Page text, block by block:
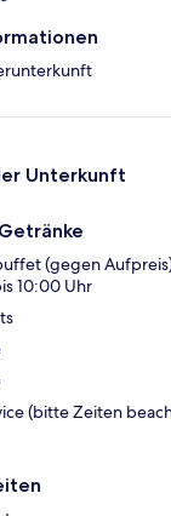
Unterkunft
(gegen
10:00 Uhr
(bitte Zeiten